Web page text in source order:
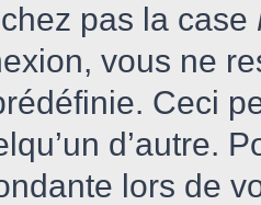
pas la case
vous ne
Ceci
d’autre.
lors de